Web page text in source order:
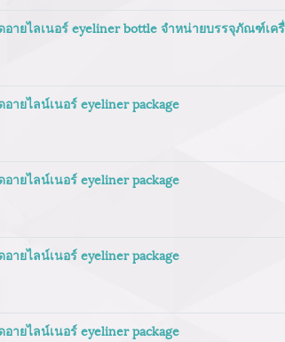
ายไลเนอร์ eyeliner bottle จำหน่ายบรรจุภัณฑ์เครื่
ายไลน์เนอร์ eyeliner package
ายไลน์เนอร์ eyeliner package
ายไลน์เนอร์ eyeliner package
ายไลน์เนอร์ eyeliner package